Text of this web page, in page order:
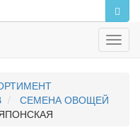
СЕМЕНА ОВОЩЕЙ